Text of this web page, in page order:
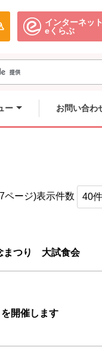
ンドウで開きます。
インターネッ
eくらぶ別のウ
ー お問い合わ
ページ)表示件数
まつり 大試食会
開催します